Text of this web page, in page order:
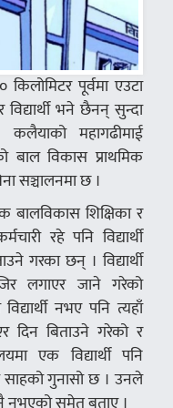
पूर्वमा एउटा
भने छैनन् सुन्दा
महागढीमाई
बाल विकास प्राथमिक
सञ्चालनमा छ ।
बालविकास शिक्षिका र
रहे पनि विद्यार्थी
गरका छन् । विद्यार्थी
लगाएर जाने गरेको
नभए पनि त्यहाँ
दिन बिताउने गरेको र
एक विद्यार्थी पनि
साहको गुनासो छ । उनले